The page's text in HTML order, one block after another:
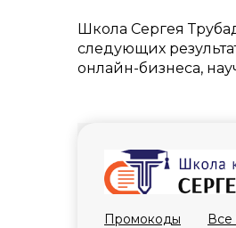
Школа Сергея
следующих
онлайн-бизнеса,
Промокоды Все